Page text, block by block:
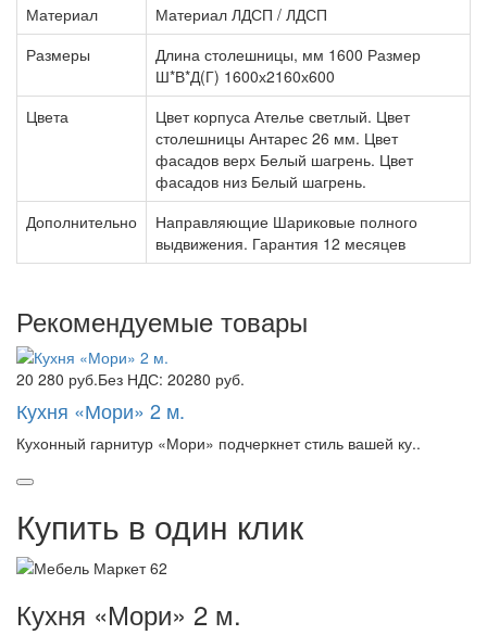
Материал
Материал ЛДСП / ЛДСП
Размеры
Длина столешницы, мм 1600 Размер
Ш*В*Д(Г) 1600х2160х600
Цвета
Цвет корпуса Ателье светлый. Цвет
столешницы Антарес 26 мм. Цвет
фасадов верх Белый шагрень. Цвет
фасадов низ Белый шагрень.
Дополнительно
Направляющие Шариковые полного
выдвижения. Гарантия 12 месяцев
Рекомендуемые товары
20 280 руб.Без НДС: 20280 руб.
Кухня «Мори» 2 м.
Кухонный гарнитур «Мори» подчеркнет стиль вашей ку..
Купить в один клик
Кухня «Мори» 2 м.